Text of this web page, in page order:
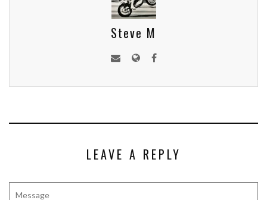
Steve M
LEAVE A REPLY